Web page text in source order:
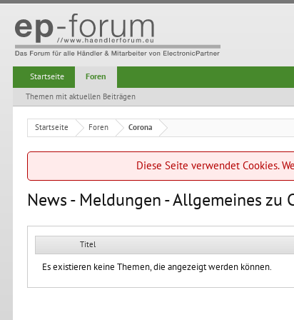
Startseite Foren Corona
Diese Seite verwendet Cookies.
News - Meldungen - Allgemeines zu
Titel
Es existieren keine Themen, die angezeigt werden können.
Startseite Foren
Themen mit aktuellen Beiträgen